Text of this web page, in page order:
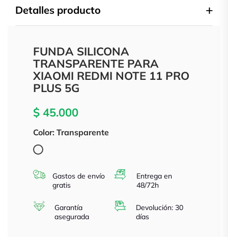
Detalles producto
FUNDA SILICONA
TRANSPARENTE PARA
XIAOMI REDMI NOTE 11 PRO
PLUS 5G
$ 45.000
Color: Transparente
Transparente
Gastos de envío
gratis
Entrega en
48/72h
Garantía
asegurada
Devolución: 30
días